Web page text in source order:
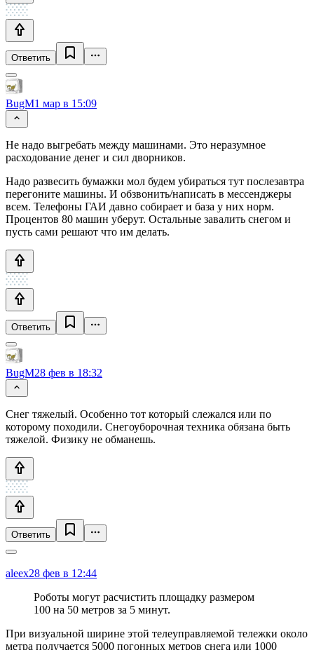
Ответить
BugM1 мар в 15:09
Не надо выгребать между машинами. Это неразумное
расходование денег и сил дворников.
Надо развесить бумажки мол будем убираться тут послезавтра
перегоните машины. И обзвонить/написать в мессенджеры
всем. Телефоны ГАИ давно собирает и база у них норм.
Процентов 80 машин уберут. Остальные завалить снегом и
пусть сами решают что им делать.
Ответить
BugM28 фев в 18:32
Снег тяжелый. Особенно тот который слежался или по
которому походили. Снегоуборочная техника обязана быть
тяжелой. Физику не обманешь.
Ответить
aleex28 фев в 12:44
Роботы могут расчистить площадку размером
100 на 50 метров за 5 минут.
При визуальной ширине этой телеуправляемой тележки около
метра получается 5000 погонных метров снега или 1000